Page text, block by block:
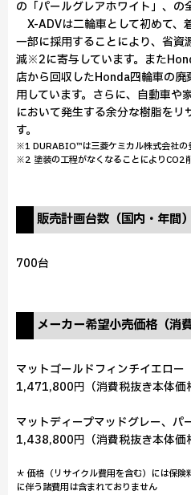
の「パールグレアホワイト」、の
X-ADVは二輪車として初めて、
一部に採用することにより、省資
減※2に寄与しています。また
店から回収したHonda四輪車の廃
用しています。さらに、自動車や
において発生する余分な樹脂をリ
す。
※1 DURABIO™は三菱ケミカル株式会社の
※2 塗装の工程がなくなることによりCO2
販売計画台数（国内・年間）
700台
メーカー希望小売価格（消
マットゴールドフィンチイエロー
1,471,800円（消費税抜き本体
マットディープマッドグレー、パ
1,438,800円（消費税抜き本体
＊ 価格（リサイクル費用を含む）には保
に伴う諸費用は含まれておりません